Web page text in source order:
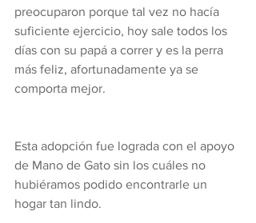
preocuparon porque tal vez no hacía
suficiente ejercicio, hoy sale todos los
días con su papá a correr y es la perra
más feliz, afortunadamente ya se
comporta mejor.
Esta adopción fue lograda con el apoyo
de Mano de Gato sin los cuáles no
hubiéramos podido encontrarle un
hogar tan lindo.